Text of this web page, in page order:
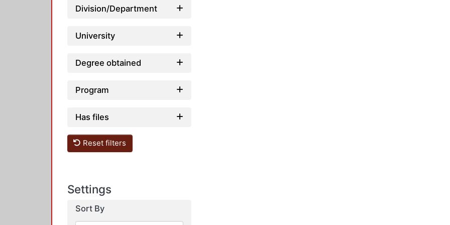
Division/Department
University
Degree obtained
Program
Has files
Reset filters
Settings
Sort By